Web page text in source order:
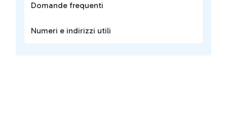
Domande frequenti
Numeri e indirizzi utili